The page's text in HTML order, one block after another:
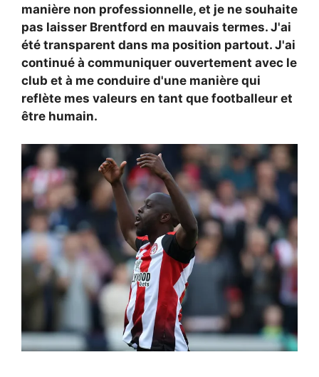
manière non professionnelle, et je ne souhaite
pas laisser Brentford en mauvais termes. J'ai
été transparent dans ma position partout. J'ai
continué à communiquer ouvertement avec le
club et à me conduire d'une manière qui
reflète mes valeurs en tant que footballeur et
être humain.